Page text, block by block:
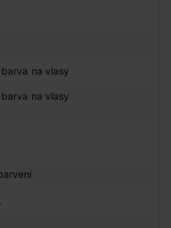
na vlasy
na vlasy